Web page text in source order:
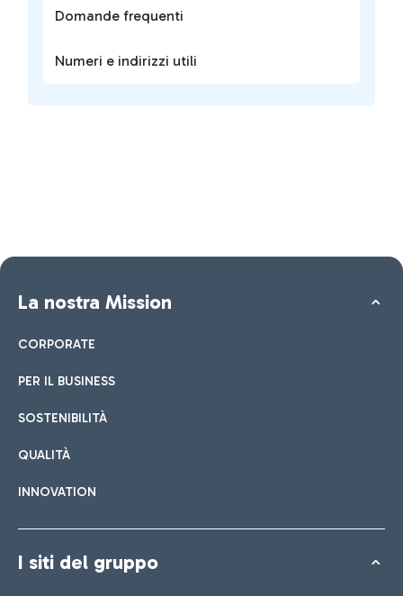
Domande frequenti
Numeri e indirizzi utili
La nostra Mission
CORPORATE
PER IL BUSINESS
SOSTENIBILITÀ
QUALITÀ
INNOVATION
I siti del gruppo